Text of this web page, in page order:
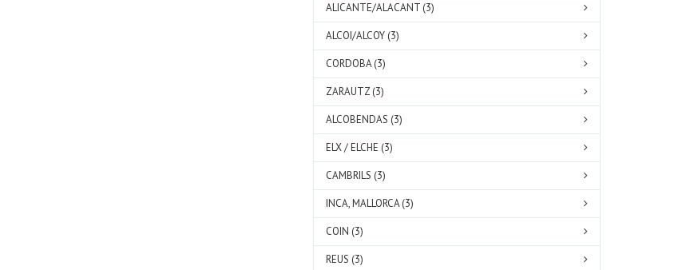
ALICANTE/ALACANT (3)
ALCOI/ALCOY (3)
CORDOBA (3)
ZARAUTZ (3)
ALCOBENDAS (3)
ELX / ELCHE (3)
CAMBRILS (3)
INCA, MALLORCA (3)
COIN (3)
REUS (3)